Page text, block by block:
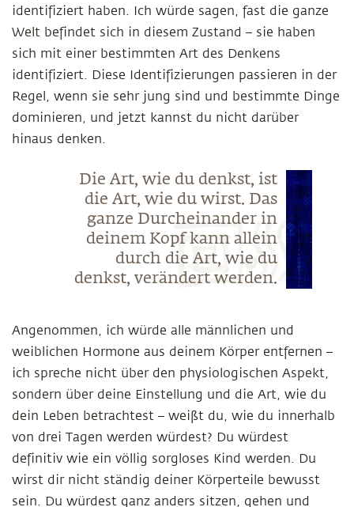
identifiziert haben. Ich würde sagen, fast die ganze
Welt befindet sich in diesem Zustand – sie haben
sich mit einer bestimmten Art des Denkens
identifiziert. Diese Identifizierungen passieren in der
Regel, wenn sie sehr jung sind und bestimmte Dinge
dominieren, und jetzt kannst du nicht darüber
hinaus denken.
Die Art, wie du denkst, ist
die Art, wie du wirst. Das
ganze Durcheinander in
deinem Kopf kann allein
durch die Art, wie du
denkst, verändert werden.
Angenommen, ich würde alle männlichen und
weiblichen Hormone aus deinem Körper entfernen –
ich spreche nicht über den physiologischen Aspekt,
sondern über deine Einstellung und die Art, wie du
dein Leben betrachtest – weißt du, wie du innerhalb
von drei Tagen werden würdest? Du würdest
definitiv wie ein völlig sorgloses Kind werden. Du
wirst dir nicht ständig deiner Körperteile bewusst
sein. Du würdest ganz anders sitzen, gehen und